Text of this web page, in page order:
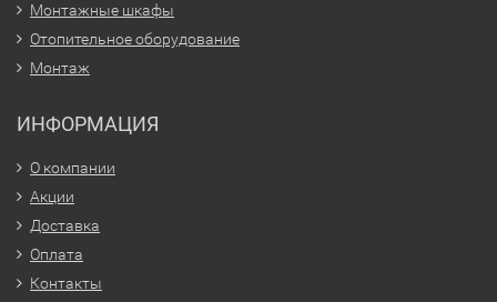
Монтажные шкафы
Отопительное оборудование
Монтаж
ИНФОРМАЦИЯ
О компании
Акции
Доставка
Оплата
Контакты